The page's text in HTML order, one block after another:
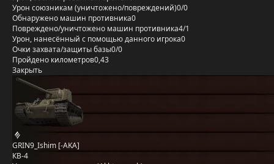
Урон союзникам (уничтожено/повреждений)0/0
Обнаружено машин противника0
Повреждено/уничтожено машин противника4/1
Урон, нанесённый с помощью данного игрока0
Очки захвата/защиты базы0/0
Пройдено километров0,43
Закрыть
GRIN9_Ishim [-AKA]
КВ-4